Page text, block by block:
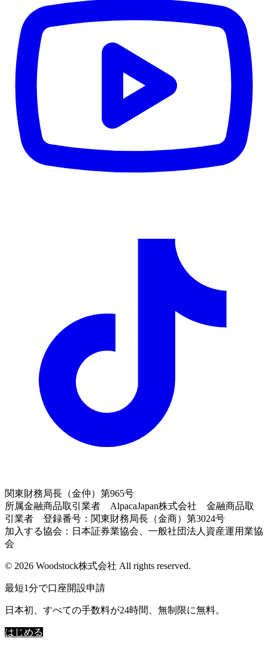
関東財務局長（金仲）第965号
所属金融商品取引業者 AlpacaJapan株式会社 金融商品取
引業者 登録番号：関東財務局長（金商）第3024号
加入する協会：日本証券業協会、一般社団法人資産運用業協
会
© 2026 Woodstock株式会社 All rights reserved.
最短1分で口座開設申請
日本初、すべての手数料が24時間、無制限に無料。
はじめる